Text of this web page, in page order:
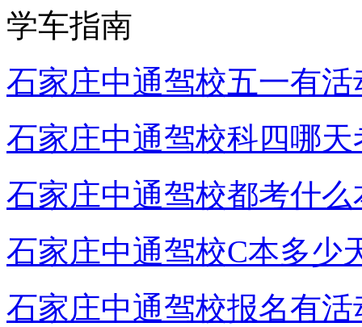
学车指南
石家庄中通驾校五一有活
石家庄中通驾校科四哪天
石家庄中通驾校都考什么
石家庄中通驾校C本多少
石家庄中通驾校报名有活